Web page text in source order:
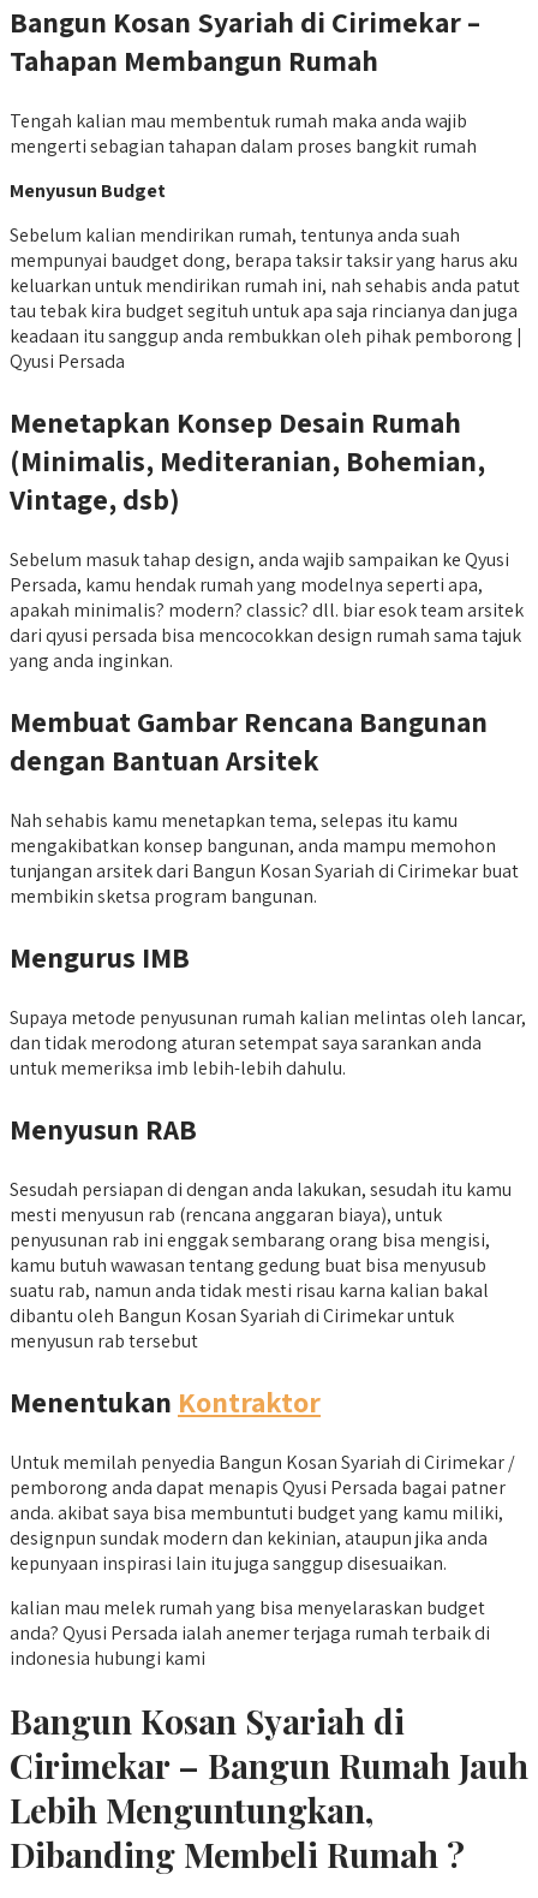
Bangun Kosan Syariah di Cirimekar –
Tahapan Membangun Rumah
Tengah kalian mau membentuk rumah maka anda wajib
mengerti sebagian tahapan dalam proses bangkit rumah
Menyusun Budget
Sebelum kalian mendirikan rumah, tentunya anda suah
mempunyai baudget dong, berapa taksir taksir yang harus aku
keluarkan untuk mendirikan rumah ini, nah sehabis anda patut
tau tebak kira budget segituh untuk apa saja rincianya dan juga
keadaan itu sanggup anda rembukkan oleh pihak pemborong |
Qyusi Persada
Menetapkan Konsep Desain Rumah
(Minimalis, Mediteranian, Bohemian,
Vintage, dsb)
Sebelum masuk tahap design, anda wajib sampaikan ke Qyusi
Persada, kamu hendak rumah yang modelnya seperti apa,
apakah minimalis? modern? classic? dll. biar esok team arsitek
dari qyusi persada bisa mencocokkan design rumah sama tajuk
yang anda inginkan.
Membuat Gambar Rencana Bangunan
dengan Bantuan Arsitek
Nah sehabis kamu menetapkan tema, selepas itu kamu
mengakibatkan konsep bangunan, anda mampu memohon
tunjangan arsitek dari Bangun Kosan Syariah di Cirimekar buat
membikin sketsa program bangunan.
Mengurus IMB
Supaya metode penyusunan rumah kalian melintas oleh lancar,
dan tidak merodong aturan setempat saya sarankan anda
untuk memeriksa imb lebih-lebih dahulu.
Menyusun RAB
Sesudah persiapan di dengan anda lakukan, sesudah itu kamu
mesti menyusun rab (rencana anggaran biaya), untuk
penyusunan rab ini enggak sembarang orang bisa mengisi,
kamu butuh wawasan tentang gedung buat bisa menyusub
suatu rab, namun anda tidak mesti risau karna kalian bakal
dibantu oleh Bangun Kosan Syariah di Cirimekar untuk
menyusun rab tersebut
Menentukan Kontraktor
Untuk memilah penyedia Bangun Kosan Syariah di Cirimekar /
pemborong anda dapat menapis Qyusi Persada bagai patner
anda. akibat saya bisa membuntuti budget yang kamu miliki,
designpun sundak modern dan kekinian, ataupun jika anda
kepunyaan inspirasi lain itu juga sanggup disesuaikan.
kalian mau melek rumah yang bisa menyelaraskan budget
anda? Qyusi Persada ialah anemer terjaga rumah terbaik di
indonesia hubungi kami
Bangun Kosan Syariah di
Cirimekar – Bangun Rumah Jauh
Lebih Menguntungkan,
Dibanding Membeli Rumah ?